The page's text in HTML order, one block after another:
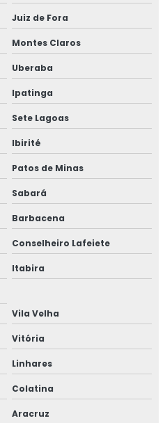
a incêndio
médico de saúde
bh
preço
Juiz de Fora
Montes Claros
Uberaba
Ipatinga
Sete Lagoas
Ibirité
Patos de Minas
Sabará
Barbacena
Conselheiro Lafeiete
Itabira
Vila Velha
Vitória
Linhares
Colatina
Aracruz